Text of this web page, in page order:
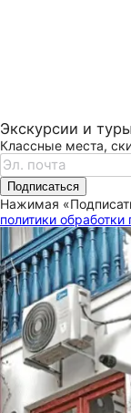
Экскурсии и
Классные места,
Подписаться
Нажимая
политики